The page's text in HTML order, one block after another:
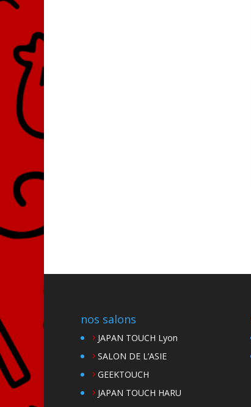
nos salons
JAPAN TOUCH Lyon
SALON DE L’ASIE
GEEKTOUCH
JAPAN TOUCH HARU